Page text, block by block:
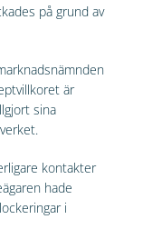
på grund av
är
sina
kontakter
hade
i